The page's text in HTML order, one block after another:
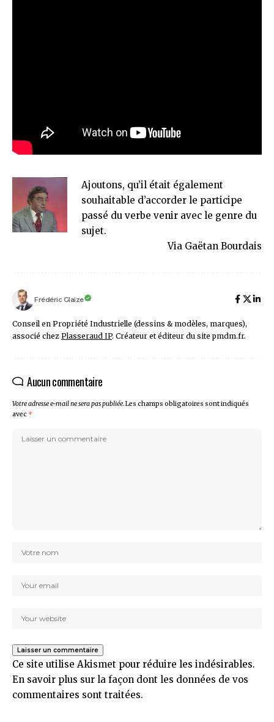
Ajoutons, qu’il était également
souhaitable d’accorder le participe
passé du verbe venir avec le genre du
sujet.
Via Gaëtan Bourdais
Frédéric Glaize
Conseil en Propriété Industrielle (dessins & modèles, marques),
associé chez Plasseraud IP. Créateur et éditeur du site pmdm.fr.
Aucun commentaire
Votre adresse e-mail ne sera pas publiée.Les champs obligatoires sont indiqués
avec *
Ce site utilise Akismet pour réduire les indésirables.
En savoir plus sur la façon dont les données de vos
commentaires sont traitées.